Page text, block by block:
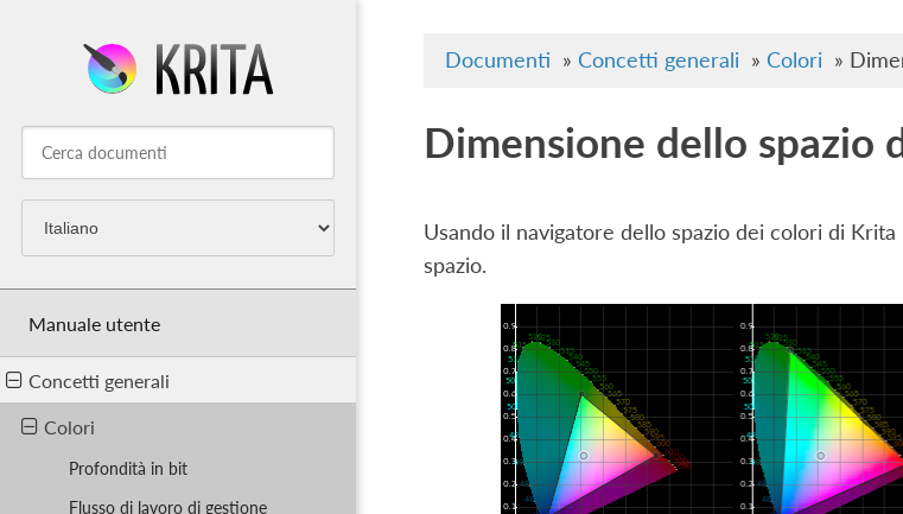
Manuale utente
Concetti generali
Colori
Profondità in bit
Flusso di lavoro di gestione
Documenti » Concetti generali » Colori »
Dimensione dello spazio
Usando il navigatore dello spazio dei colori di
spazio.